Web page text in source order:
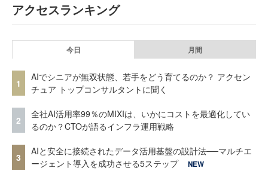
アクセスランキング
今日 月間
1
AIでシニアが無双状態、若手をどう育てるのか？ アクセン
チュア トップコンサルタントに聞く
2
全社AI活用率99％のMIXIは、いかにコストを最適化してい
るのか？CTOが語るインフラ運用戦略
3
AIと安全に接続されたデータ活用基盤の設計法──マルチエ
ージェント導入を成功させる5ステップ
NEW